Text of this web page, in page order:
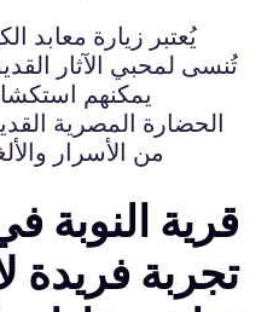
يُعتبر زيارة معابد
تُنسى لمحبي الآثار
يمكنهم
الحضارة المصرية
من الأسرار
قرية النوبة
تجربة فريدة